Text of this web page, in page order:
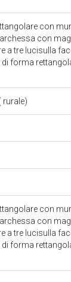
con
con
a tre lucisulla
forma
rurale)
con
con
a tre lucisulla
forma